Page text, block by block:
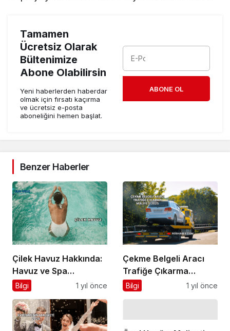
Tamamen
Ücretsiz Olarak
Bültenimize
Abone Olabilirsin
Yeni haberlerden haberdar
olmak için fırsatı kaçırma
ve ücretsiz e-posta
aboneliğini hemen başlat.
ABONE OL
Benzer Haberler
Çilek Havuz Hakkında:
Havuz ve Spa
Sistemlerinde Güvenin
Bilgi 1 yıl önce
Çekme Belgeli Aracı
Trafiğe Çıkarma
Maliyeti 2025
Bilgi 1 yıl önce